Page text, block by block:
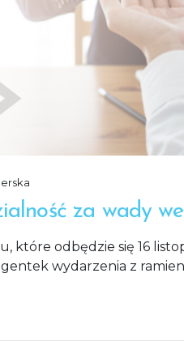
za wady
które odbędzie się 16
wydarzenia z